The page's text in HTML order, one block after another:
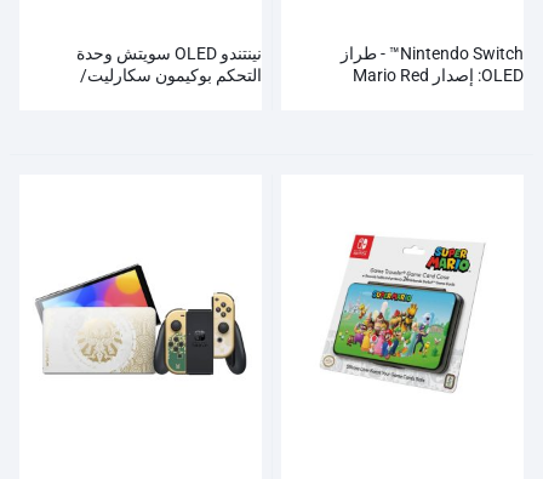
Nintendo Switch™ - طراز
OLED: إصدار Mario Red
نينتندو OLED سويتش وحدة
التحكم بوكيمون سكارليت/